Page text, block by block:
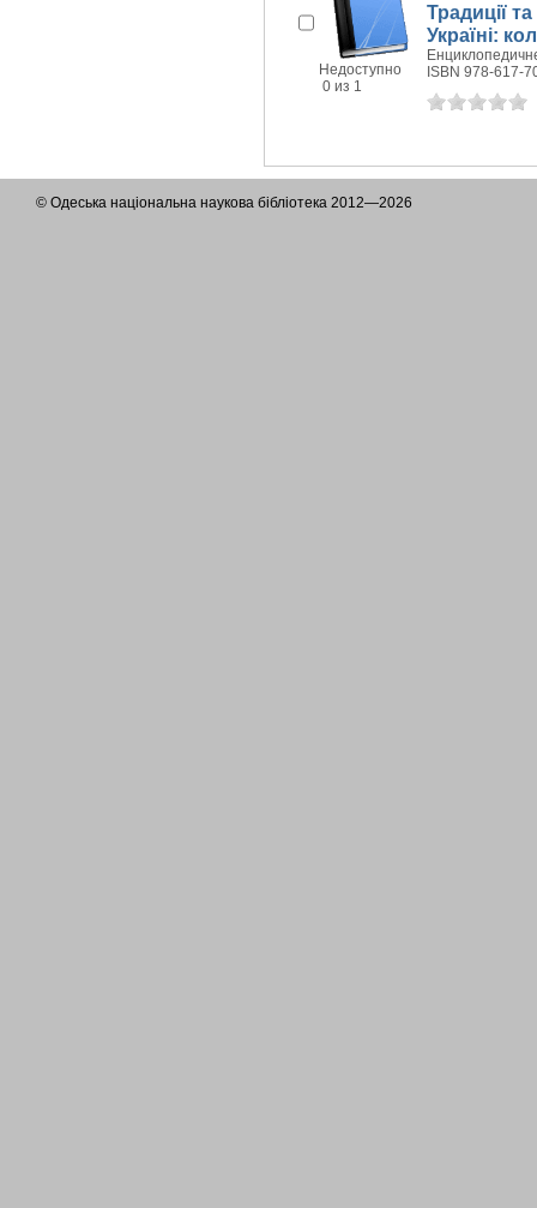
Недоступно
0 из 1
Традиції
Україні:
ISBN 978-617-
© Одеська національна наукова бібліотека 2012—2026